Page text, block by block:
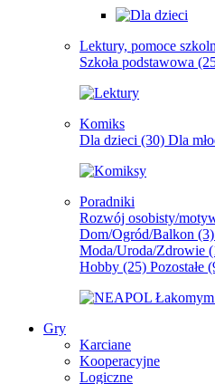
Lektury, pomoce
Szkoła podstawowa
Komiks
Dla dzieci (30) Dla
Poradniki
Rozwój osobisty/
Dom/Ogród/Balkon (3)
Moda/Uroda/Zdrowie
Hobby (25) Pozostałe
Gry
Karciane
Kooperacyjne
Logiczne